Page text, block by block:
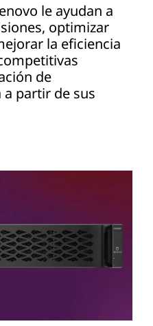
le ayudan a
optimizar
la eficiencia
de
partir de sus